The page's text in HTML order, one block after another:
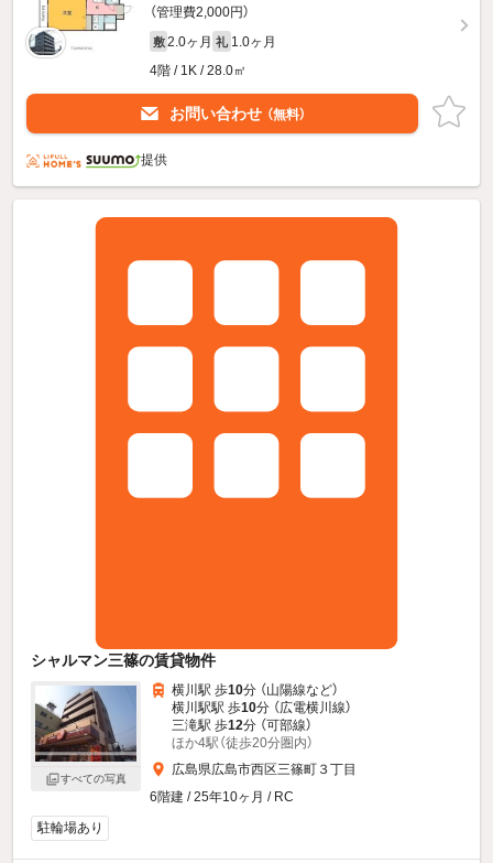
（管理費2,000円）
敷 2.0ヶ月 礼 1.0ヶ月
4階 / 1K / 28.0㎡
お問い合わせ （無料）
提供
シャルマン三篠の賃貸物件
すべての写真
横川駅 歩10分 （山陽線など）
横川駅駅 歩10分 （広電横川線）
三滝駅 歩12分 （可部線）
ほか4駅（徒歩20分圏内）
広島県広島市西区三篠町３丁目
6階建 / 25年10ヶ月 / RC
駐輪場あり